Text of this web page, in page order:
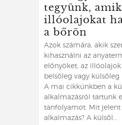
tegyünk,
illóolajokat
a bőrön
Azok számára, akik
kihasználni az
előnyöket, az illóolajok
belsőleg vagy külsőleg
A mai cikkünkben a
alkalmazásról tartunk
tanfolyamot. Mit jelent
alkalmazás? A külsől...